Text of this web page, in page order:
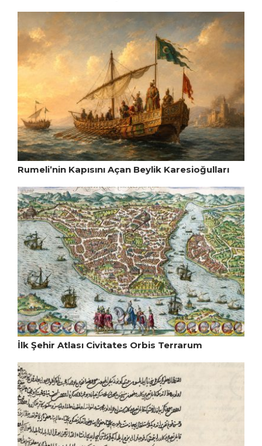
Rumeli’nin Kapısını Açan Beylik Karesioğulları
İlk Şehir Atlası Civitates Orbis Terrarum